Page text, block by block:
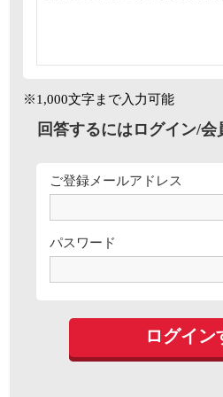
※1,000文字まで入力可能
回答するにはログイン/会
ご登録メールアドレス
パスワード